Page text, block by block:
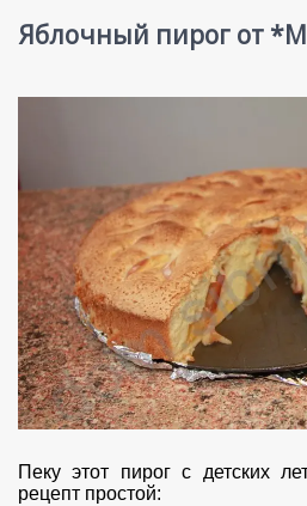
Яблочный пирог от
Пеку этот пирог с детских
рецепт простой: